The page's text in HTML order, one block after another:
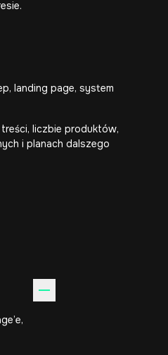
landing page, system
liczbie produktów,
i planach dalszego